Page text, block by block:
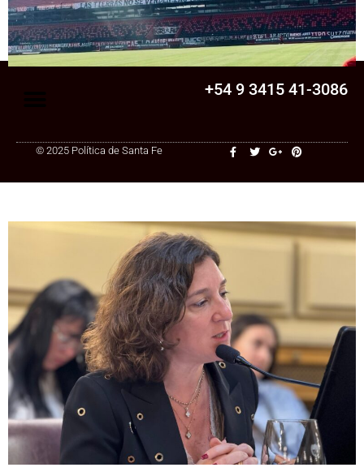
una cooperativa de Santa Fe: ¿qué
cambia?
+54 9 3415 41-3086
© 2025 Política de Santa Fe